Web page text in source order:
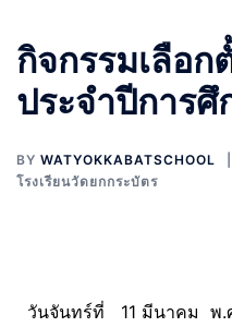
กิจกรรมเลือก
ประจำปีการ
BY WATYOKKABATSCHOOL
โรงเรียนวัดยกกระบัตร
วันจันทร์ที่ 11 มีนาคม พ.